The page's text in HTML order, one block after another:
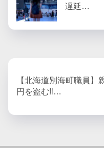
遅延…
【北海道別海町職員】
円を盗む‼︎…